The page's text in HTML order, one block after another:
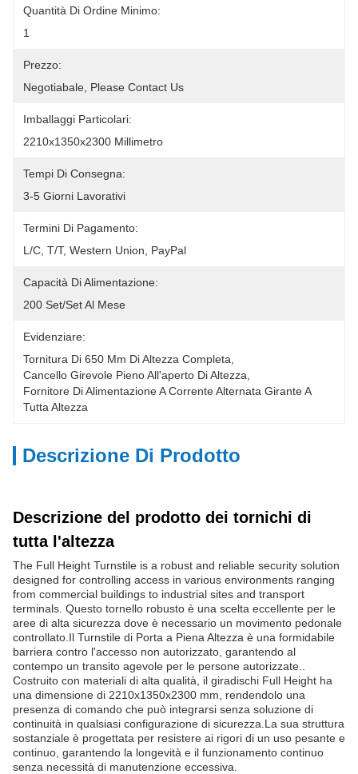
Quantità Di Ordine Minimo:
1
Prezzo:
Negotiabale, Please Contact Us
Imballaggi Particolari:
2210x1350x2300 Millimetro
Tempi Di Consegna:
3-5 Giorni Lavorativi
Termini Di Pagamento:
L/C, T/T, Western Union, PayPal
Capacità Di Alimentazione:
200 Set/set Al Mese
Evidenziare:
Tornitura Di 650 Mm Di Altezza Completa
Cancello Girevole Pieno All'aperto Di Altezza
Fornitore Di Alimentazione A Corrente Alternata Girante A
Tutta Altezza
Descrizione Di Prodotto
Descrizione del prodotto dei tornichi di
tutta l'altezza
The Full Height Turnstile is a robust and reliable security solution
designed for controlling access in various environments ranging
from commercial buildings to industrial sites and transport
terminals. Questo tornello robusto è una scelta eccellente per le
aree di alta sicurezza dove è necessario un movimento pedonale
controllato.Il Turnstile di Porta a Piena Altezza è una formidabile
barriera contro l'accesso non autorizzato, garantendo al
contempo un transito agevole per le persone autorizzate..
Costruito con materiali di alta qualità, il giradischi Full Height ha
una dimensione di 2210x1350x2300 mm, rendendolo una
presenza di comando che può integrarsi senza soluzione di
continuità in qualsiasi configurazione di sicurezza.La sua struttura
sostanziale è progettata per resistere ai rigori di un uso pesante e
continuo, garantendo la longevità e il funzionamento continuo
senza necessità di manutenzione eccessiva.